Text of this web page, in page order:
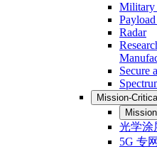
Military
Radar
Secure
Mission-
光学涂
5G 专网